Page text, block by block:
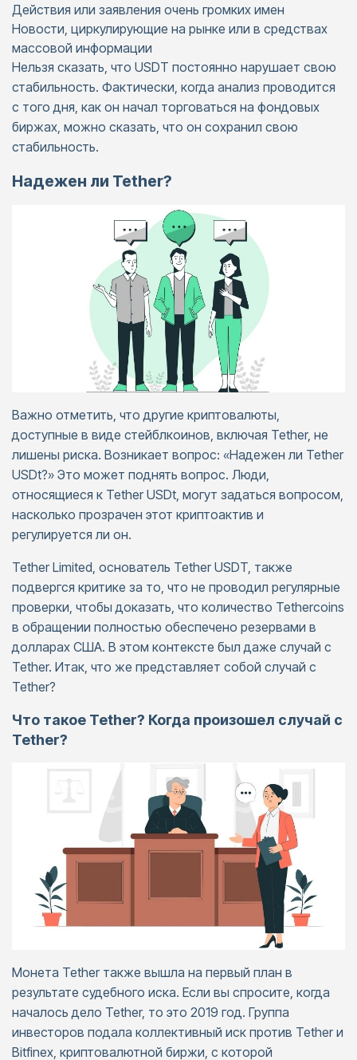
Действия или заявления очень громких имен
Новости, циркулирующие на рынке или в средствах
массовой информации
Нельзя сказать, что USDT постоянно нарушает свою
стабильность. Фактически, когда анализ проводится
с того дня, как он начал торговаться на фондовых
биржах, можно сказать, что он сохранил свою
стабильность.
Надежен ли Tether?
Важно отметить, что другие криптовалюты,
доступные в виде стейблкоинов, включая Tether, не
лишены риска. Возникает вопрос: «Надежен ли Tether
USDt?» Это может поднять вопрос. Люди,
относящиеся к Tether USDt, могут задаться вопросом,
насколько прозрачен этот криптоактив и
регулируется ли он.
Tether Limited, основатель Tether USDT, также
подвергся критике за то, что не проводил регулярные
проверки, чтобы доказать, что количество Tethercoins
в обращении полностью обеспечено резервами в
долларах США. В этом контексте был даже случай с
Tether. Итак, что же представляет собой случай с
Tether?
Что такое Tether? Когда произошел случай с
Tether?
Монета Tether также вышла на первый план в
результате судебного иска. Если вы спросите, когда
началось дело Tether, то это 2019 год. Группа
инвесторов подала коллективный иск против Tether и
Bitfinex, криптовалютной биржи, с которой